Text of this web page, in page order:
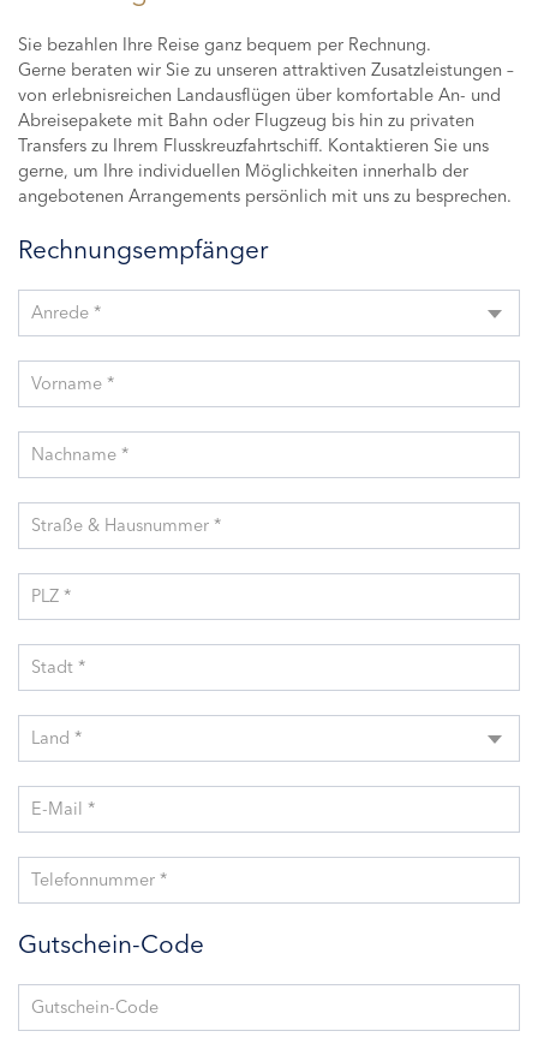
Sie bezahlen Ihre Reise ganz bequem per Rechnung.
Gerne beraten wir Sie zu unseren attraktiven Zusatzleistungen –
von erlebnisreichen Landausflügen über komfortable An- und
Abreisepakete mit Bahn oder Flugzeug bis hin zu privaten
Transfers zu Ihrem Flusskreuzfahrtschiff. Kontaktieren Sie uns
gerne, um Ihre individuellen Möglichkeiten innerhalb der
angebotenen Arrangements persönlich mit uns zu besprechen.
Rechnungsempfänger
Anrede *
Vorname *
Nachname *
Straße & Hausnummer *
PLZ *
Stadt *
Land *
E-Mail *
Telefonnummer *
Gutschein-Code
Gutschein-Code